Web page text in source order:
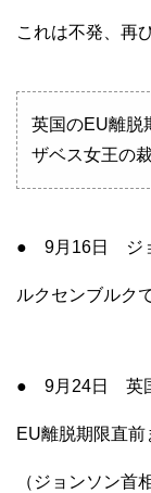
これは不発、再
英国のEU離脱
ザベス女王の
● 9月16日 ジョ
ルクセンブルク
● 9月24日 英
EU離脱期限直前
（ジョンソン首